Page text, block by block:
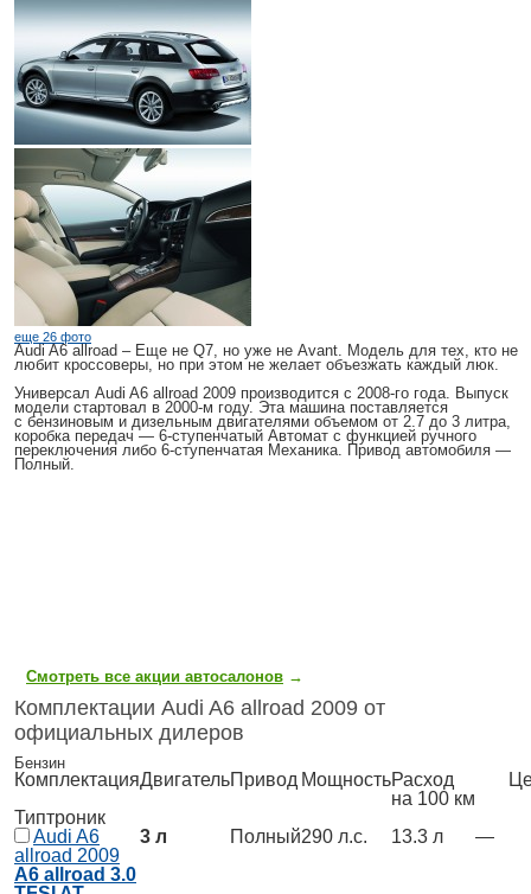
еще 26 фото
Audi A6 allroad – Еще не Q7, но уже не Avant. Модель для тех, кто не
любит кроссоверы, но при этом не желает объезжать каждый люк.
Универсал Audi A6 allroad 2009 производится с 2008-го года. Выпуск
модели стартовал в 2000-м году. Эта машина поставляется
с бензиновым и дизельным двигателями объемом от 2.7 до 3 литра,
коробка передач — 6-ступенчатый Автомат с функцией ручного
переключения либо 6-ступенчатая Механика. Привод автомобиля —
Полный.
Смотреть все акции автосалонов →
Комплектации Audi A6 allroad 2009 от
официальных дилеров
Бензин
КомплектацияДвигательПривод МощностьРасход
на 100 км
Типтроник
Audi A6
allroad 2009
A6 allroad 3.0
3 л Полный290 л.с. 13.3 л —